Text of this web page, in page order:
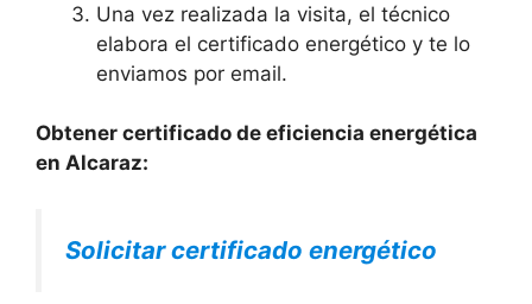
Una vez realizada la visita, el técnico
elabora el certificado energético y te lo
enviamos por email.
Obtener certificado de eficiencia energética
en Alcaraz:
Solicitar certificado energético